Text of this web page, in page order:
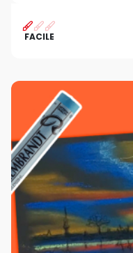
FACILE